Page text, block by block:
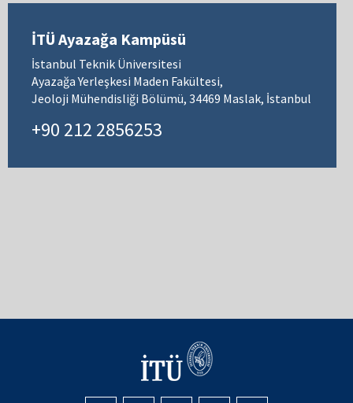
İTÜ Ayazağa Kampüsü
İstanbul Teknik Üniversitesi
Ayazağa Yerleşkesi Maden Fakültesi,
Jeoloji Mühendisliği Bölümü, 34469 Maslak, İstanbul
+90 212 2856253